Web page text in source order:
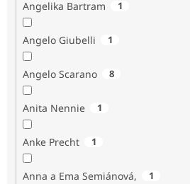
Angelika Bartram 1
Angelo Giubelli 1
Angelo Scarano 8
Anita Nennie 1
Anke Precht 1
Anna a Ema Semiánová, 1